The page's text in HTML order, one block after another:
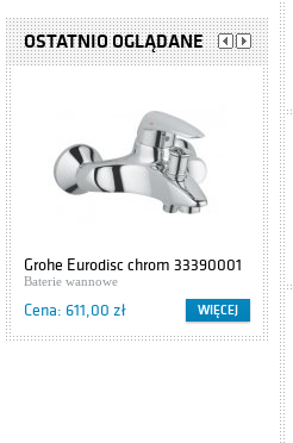
OSTATNIO OGLĄDANE
Grohe Eurodisc chrom 33390001
Baterie wannowe
Cena: 611,00 zł WIĘCEJ